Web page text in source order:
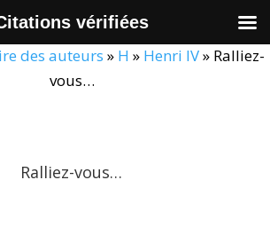
des auteurs » H » Henri IV» Ralliez-
vous…
Ralliez-vous…
vérifiées